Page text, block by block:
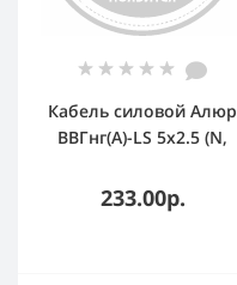
Кабель силовой Алюр
ВВГнг(А)-LS 5х2.5 (N,
однопроволочный
233.00р.